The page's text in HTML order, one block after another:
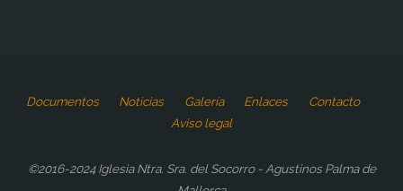
Documentos Noticias Galería Enlaces
Contacto
Aviso legal
©2016-2024 Iglesia Ntra. Sra. del Socorro - Agustinos Palma de